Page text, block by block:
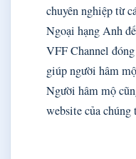
chuyên nghiệp từ
Ngoại hạng Anh
VFF Channel
giúp người hâm
Người hâm mộ
website của chúng